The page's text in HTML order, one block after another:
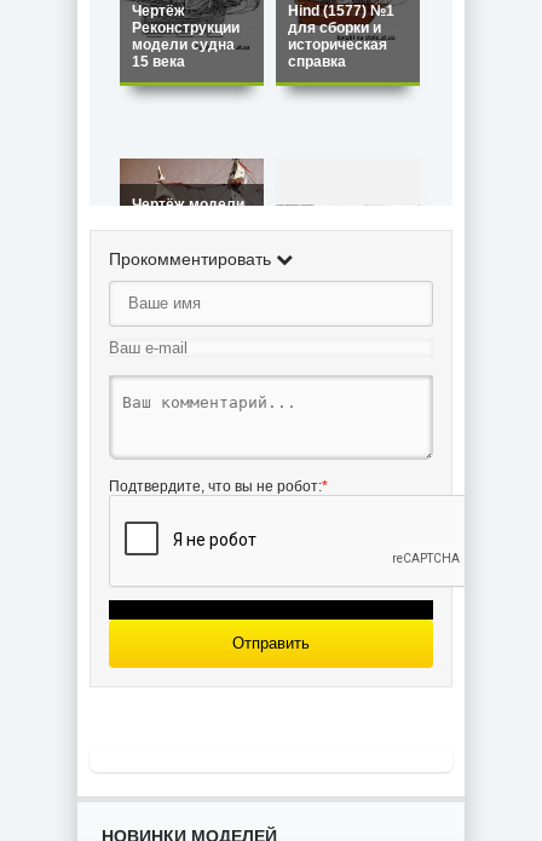
Чертёж
Реконструкции
модели судна
15 века
Hind (1577) №1
для сборки и
историческая
справка
Чертёж модели
(Дракон) Речи
сборки и
историческая
справка
историческая
Чертёж модели
Галеон Wodnik /
для сборки и
историческая
справка
Прокомментировать
Подтвердите, что вы не робот:*
Отправить
НОВИНКИ МОДЕЛЕЙ